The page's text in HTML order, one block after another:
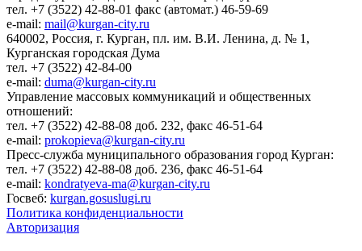
тел. +7 (3522) 42-88-01 факс (автомат.) 46-59-69
e-mail: mail@kurgan-city.ru
640002, Россия, г. Курган, пл. им. В.И. Ленина, д. № 1,
Курганская городская Дума
тел. +7 (3522) 42-84-00
e-mail: duma@kurgan-city.ru
Управление массовых коммуникаций и общественных
отношений:
тел. +7 (3522) 42-88-08 доб. 232, факс 46-51-64
e-mail: prokopieva@kurgan-city.ru
Пресс-служба муниципального образования город Курган:
тел. +7 (3522) 42-88-08 доб. 236, факс 46-51-64
e-mail: kondratyeva-ma@kurgan-city.ru
Госвеб: kurgan.gosuslugi.ru
Политика конфиденциальности
Авторизация